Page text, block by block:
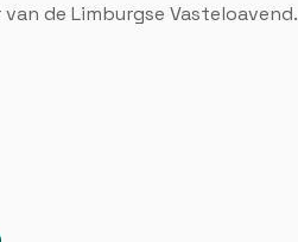
de Limburgse Vasteloavend.